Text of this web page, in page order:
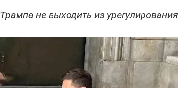
не выходить из урегулирования